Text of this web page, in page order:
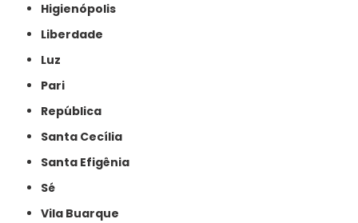
Higienópolis
Liberdade
Luz
Pari
República
Santa Cecília
Santa Efigênia
Sé
Vila Buarque